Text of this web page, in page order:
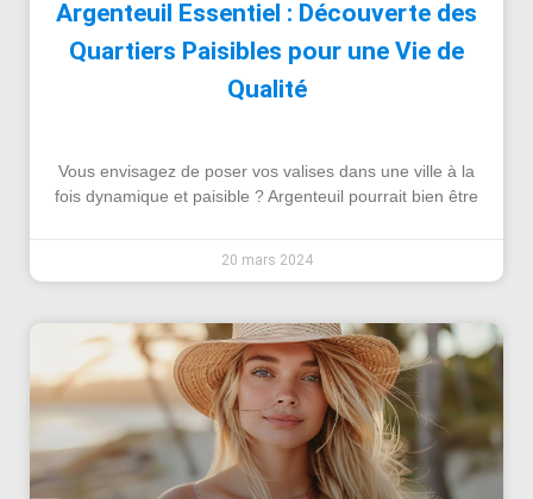
Argenteuil Essentiel : Découverte des
Quartiers Paisibles pour une Vie de
Qualité
Vous envisagez de poser vos valises dans une ville à la
fois dynamique et paisible ? Argenteuil pourrait bien être
20 mars 2024